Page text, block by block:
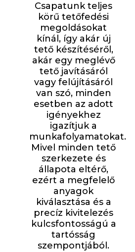
Csapatunk teljes
körű tetőfedési
megoldásokat
kínál, így akár új
tető készítéséről,
akár egy meglévő
tető javításáról
vagy felújításáról
van szó, minden
esetben az adott
igényekhez
igazítjuk a
munkafolyamatokat.
Mivel minden tető
szerkezete és
állapota eltérő,
ezért a megfelelő
anyagok
kiválasztása és a
precíz kivitelezés
kulcsfontosságú a
tartósság
szempontjából.